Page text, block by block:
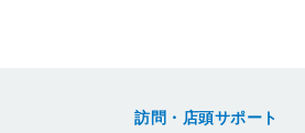
訪問・店頭サポート